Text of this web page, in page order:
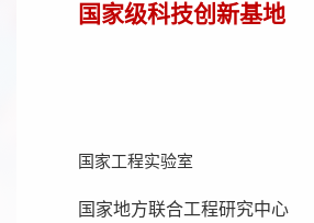
国家级科技创新基地
国家工程实验室
国家地方联合工程研究中心